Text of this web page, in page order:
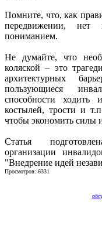
Помните, что, как
передвижении,
пониманием.
Не думайте, что
коляской – это
архитектурных
пользующиеся
способности
костылей, трости и
чтобы экономить силы
Статья
организации
"Внедрение идей
Просмотров: 6331